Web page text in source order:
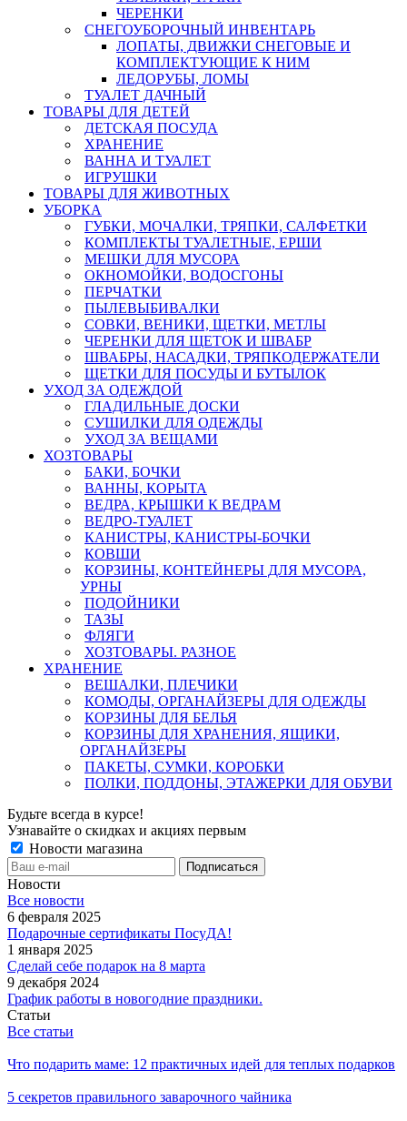
ЧЕРЕНКИ
СНЕГОУБОРОЧНЫЙ ИНВЕНТАРЬ
ЛОПАТЫ, ДВИЖКИ СНЕГОВЫЕ И
КОМПЛЕКТУЮЩИЕ К НИМ
ЛЕДОРУБЫ, ЛОМЫ
ТУАЛЕТ ДАЧНЫЙ
ТОВАРЫ ДЛЯ ДЕТЕЙ
ДЕТСКАЯ ПОСУДА
ХРАНЕНИЕ
ВАННА И ТУАЛЕТ
ИГРУШКИ
ТОВАРЫ ДЛЯ ЖИВОТНЫХ
УБОРКА
ГУБКИ, МОЧАЛКИ, ТРЯПКИ, САЛФЕТКИ
КОМПЛЕКТЫ ТУАЛЕТНЫЕ, ЕРШИ
МЕШКИ ДЛЯ МУСОРА
ОКНОМОЙКИ, ВОДОСГОНЫ
ПЕРЧАТКИ
ПЫЛЕВЫБИВАЛКИ
СОВКИ, ВЕНИКИ, ЩЕТКИ, МЕТЛЫ
ЧЕРЕНКИ ДЛЯ ЩЕТОК И ШВАБР
ШВАБРЫ, НАСАДКИ, ТРЯПКОДЕРЖАТЕЛИ
ЩЕТКИ ДЛЯ ПОСУДЫ И БУТЫЛОК
УХОД ЗА ОДЕЖДОЙ
ГЛАДИЛЬНЫЕ ДОСКИ
СУШИЛКИ ДЛЯ ОДЕЖДЫ
УХОД ЗА ВЕЩАМИ
ХОЗТОВАРЫ
БАКИ, БОЧКИ
ВАННЫ, КОРЫТА
ВЕДРА, КРЫШКИ К ВЕДРАМ
ВЕДРО-ТУАЛЕТ
КАНИСТРЫ, КАНИСТРЫ-БОЧКИ
КОВШИ
КОРЗИНЫ, КОНТЕЙНЕРЫ ДЛЯ МУСОРА,
УРНЫ
ПОДОЙНИКИ
ТАЗЫ
ФЛЯГИ
ХОЗТОВАРЫ. РАЗНОЕ
ХРАНЕНИЕ
ВЕШАЛКИ, ПЛЕЧИКИ
КОМОДЫ, ОРГАНАЙЗЕРЫ ДЛЯ ОДЕЖДЫ
КОРЗИНЫ ДЛЯ БЕЛЬЯ
КОРЗИНЫ ДЛЯ ХРАНЕНИЯ, ЯЩИКИ,
ОРГАНАЙЗЕРЫ
ПАКЕТЫ, СУМКИ, КОРОБКИ
ПОЛКИ, ПОДДОНЫ, ЭТАЖЕРКИ ДЛЯ ОБУВИ
Будьте всегда в курсе!
Узнавайте о скидках и акциях первым
Новости магазина
Новости
Все новости
6 февраля 2025
Подарочные сертификаты ПосуДА!
1 января 2025
Сделай себе подарок на 8 марта
9 декабря 2024
График работы в новогодние праздники.
Статьи
Все статьи
Что подарить маме: 12 практичных идей для теплых подарков
5 секретов правильного заварочного чайника